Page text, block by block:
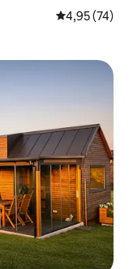
Gemiddelde
4,95 (74)